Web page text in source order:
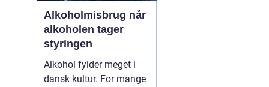
Alkoholmisbrug når
alkoholen tager
styringen
Alkohol fylder meget i
dansk kultur. For mange